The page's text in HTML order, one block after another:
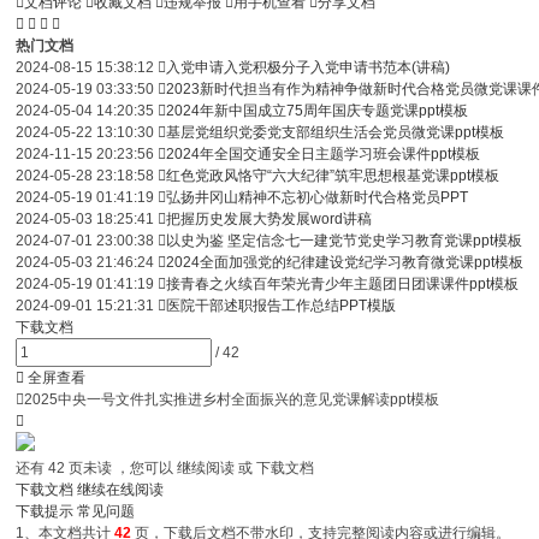
   
热门文档
2024-08-15 15:38:12  入党申请入党积极分子入党申请书范本(讲稿)
2024-05-19 03:33:50 2023新时代担当有作为精神争做新时代合格党员微党课课
2024-05-04 14:20:35 2024年新中国成立75周年国庆专题党课ppt模板
2024-05-22 13:10:30 基层党组织党委党支部组织生活会党员微党课ppt模板
2024-11-15 20:23:56 2024年全国交通安全日主题学习班会课件ppt模板
2024-05-28 23:18:58 红色党政风恪守“六大纪律”筑牢思想根基党课ppt模板
2024-05-19 01:41:19 弘扬井冈山精神不忘初心做新时代合格党员PPT
2024-05-03 18:25:41 把握历史发展大势发展word讲稿
2024-07-01 23:00:38  以史为鉴 坚定信念七一建党节党史学习教育党课ppt模板
2024-05-03 21:46:24 2024全面加强党的纪律建设党纪学习教育微党课ppt模板
2024-05-19 01:41:19 接青春之火续百年荣光青少年主题团日团课课件ppt模板
2024-09-01 15:21:31  医院干部述职报告工作总结PPT模版
下载文档
/ 42
 全屏查看
2025中央一号文件扎实推进乡村全面振兴的意见党课解读ppt模板

还有42 页未读 ，您可以 继续阅读 或 下载文档
下载文档继续在线阅读
下载提示 常见问题
1、本文档共计 42 页，下载后文档不带水印，支持完整阅读内容或进行编辑。